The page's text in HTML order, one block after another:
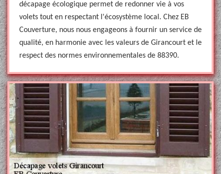
décapage écologique permet de redonner vie à vos
volets tout en respectant l'écosystème local. Chez EB
Couverture, nous nous engageons à fournir un service de
qualité, en harmonie avec les valeurs de Girancourt et le
respect des normes environnementales de 88390.